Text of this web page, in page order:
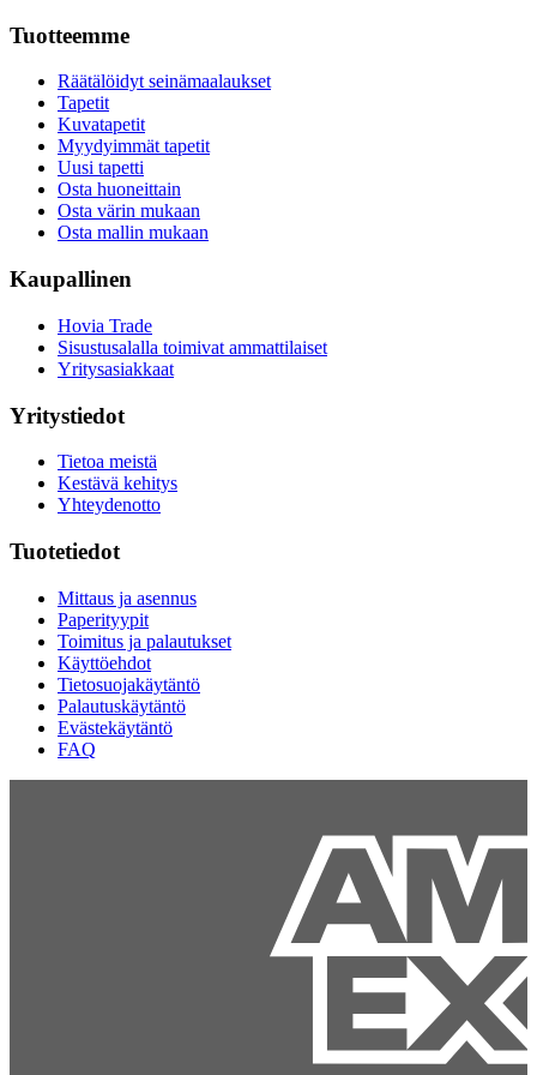
Tuotteemme
Räätälöidyt seinämaalaukset
Tapetit
Kuvatapetit
Myydyimmät tapetit
Uusi tapetti
Osta huoneittain
Osta värin mukaan
Osta mallin mukaan
Kaupallinen
Hovia Trade
Sisustusalalla toimivat ammattilaiset
Yritysasiakkaat
Yritystiedot
Tietoa meistä
Kestävä kehitys
Yhteydenotto
Tuotetiedot
Mittaus ja asennus
Paperityypit
Toimitus ja palautukset
Käyttöehdot
Tietosuojakäytäntö
Palautuskäytäntö
Evästekäytäntö
FAQ